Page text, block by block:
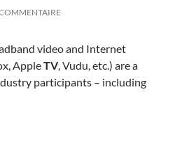
video and Internet
AppleTV, Vudu, etc.) are a
participants – including